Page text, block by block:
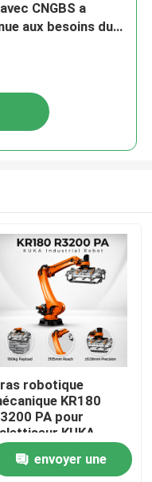
CNGBS a
aux besoins du
robotique
KR180
PA pour
KUKA
portée
de 3195 mm
envoyer une